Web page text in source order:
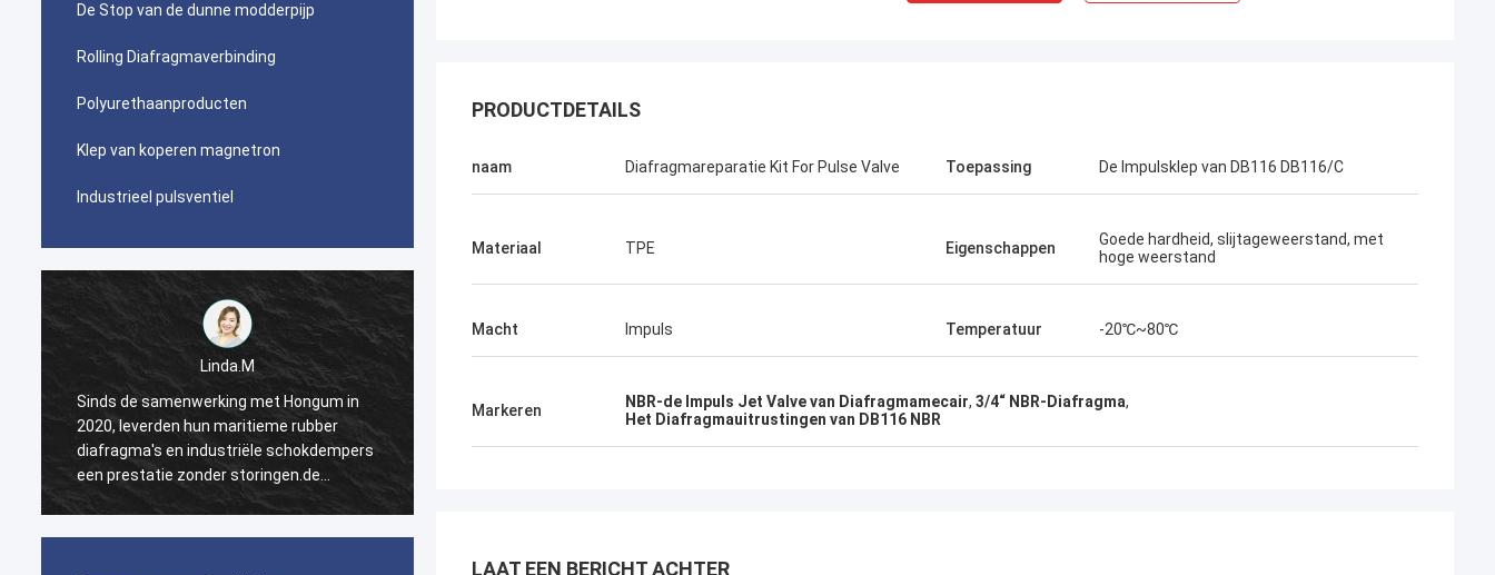
De Stop van de dunne modderpijp
Rolling Diafragmaverbinding
Polyurethaanproducten
Klep van koperen magnetron
Industrieel pulsventiel
Linda.M
Sinds de samenwerking met Hongum in
2020, leverden hun maritieme rubber
diafragma's en industriële schokdempers
een prestatie zonder storingen.de
ononderbroken werking van onze
Sinds de samenwerking met Hongum in
2020, leverden hun maritieme rubber
diafragma's en industriële schokdempers
PRODUCTDETAILS
naam Diafragmareparatie Kit For Pulse Valve Toepassing De Impulsklep van DB116 DB116/C
Materiaal TPE Eigenschappen
Goede hardheid, slijtageweerstand, met
hoge weerstand
Macht Impuls Temperatuur -20℃~80℃
Markeren NBR-de Impuls Jet Valve van Diafragmamecair, 3/4“ NBR-Diafragma,
Het Diafragmauitrustingen van DB116 NBR
LAAT EEN BERICHT ACHTER